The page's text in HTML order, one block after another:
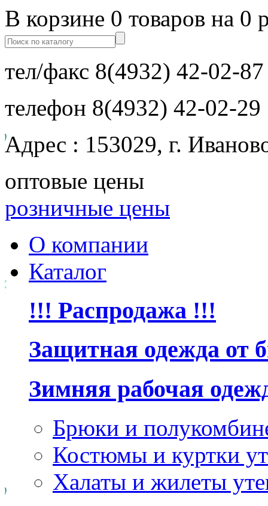
В корзине 0 товаров на 0
тел/факс 8(4932) 42-02-87
телефон 8(4932) 42-02-29
Адрес : 153029, г.
оптовые цены
розничные цены
О компании
Каталог
!!! Распродажа !!!
Защитная одежда от
Зимняя рабочая
Брюки и
Костюмы и куртки
Халаты и жилеты